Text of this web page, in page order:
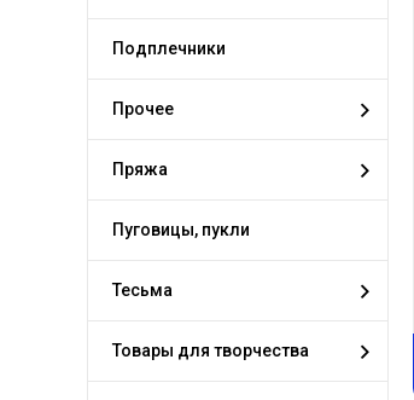
Подплечники
Прочее
Пряжа
Пуговицы, пукли
Тесьма
Товары для творчества